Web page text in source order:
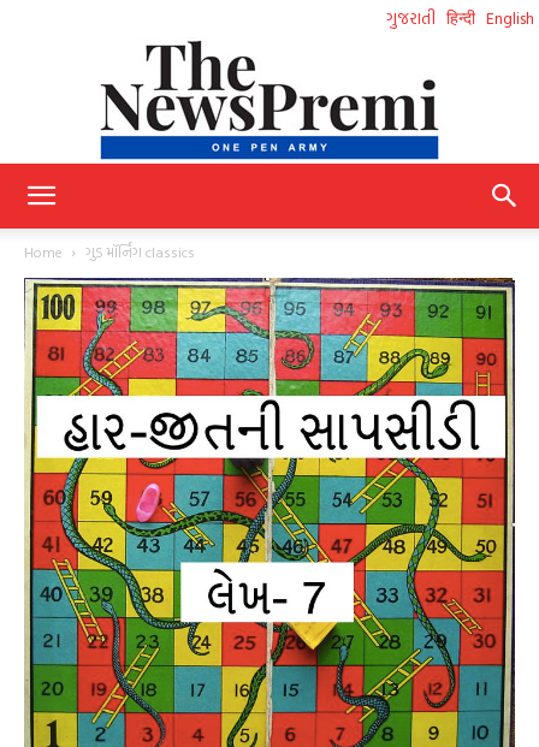
ગુજરાતી हिन्दी English
Gujarati
Home ગુડ મૉર્નિંગ classics